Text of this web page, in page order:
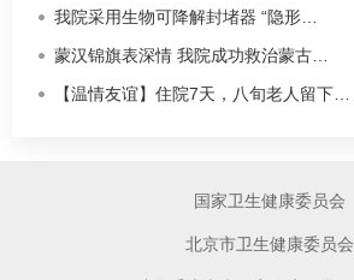
我院采用生物可降解封堵器 “隐形…
蒙汉锦旗表深情 我院成功救治蒙古…
【温情友谊】住院7天，八旬老人留下…
国家卫生健康委员会
北京市卫生健康委员会